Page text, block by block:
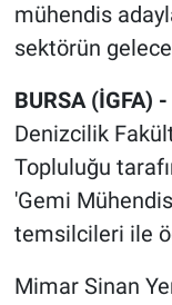
mühendis
sektörün
BURSA (İGFA) -
Denizcilik
Topluluğu
'Gemi
temsilcileri ile
Mimar Sinan